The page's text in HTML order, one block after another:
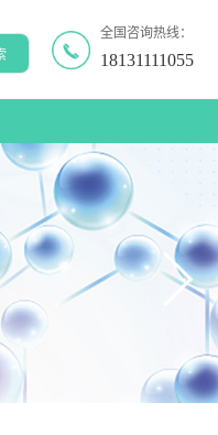
全国咨询热线：
18131111055